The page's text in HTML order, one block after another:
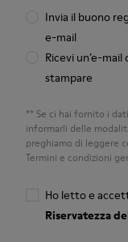
Invia il buono
e-mail
Ricevi un’e-
stampare
** Se ci hai fornito i
informarli delle
preghiamo di leggere
Termini e condizioni
Ho letto e
Riservatezza